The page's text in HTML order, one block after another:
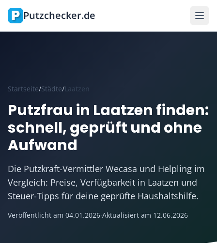
Zum Hauptinhalt springen
Putzchecker.de
Startseite/Städte/Laatzen
Putzfrau in Laatzen finden:
schnell, geprüft und ohne
Aufwand
Die Putzkraft-Vermittler Wecasa und Helpling im
Vergleich: Preise, Verfügbarkeit in Laatzen und
Steuer-Tipps für deine geprüfte Haushaltshilfe.
Veröffentlicht am 04.01.2026·Aktualisiert am 12.06.2026